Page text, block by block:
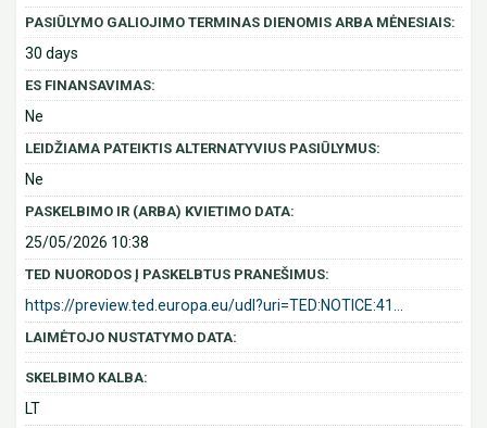
PASIŪLYMO GALIOJIMO TERMINAS DIENOMIS ARBA MĖNESIAIS:
30 days
ES FINANSAVIMAS:
Ne
LEIDŽIAMA PATEIKTIS ALTERNATYVIUS PASIŪLYMUS:
Ne
PASKELBIMO IR (ARBA) KVIETIMO DATA:
25/05/2026 10:38
TED NUORODOS Į PASKELBTUS PRANEŠIMUS:
https://preview.ted.europa.eu/udl?uri=TED:NOTICE:41...
LAIMĖTOJO NUSTATYMO DATA:
SKELBIMO KALBA:
LT